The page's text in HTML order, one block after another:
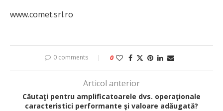
www.comet.srl.ro
0 comments 0
Articol anterior
Căutaţi pentru amplificatoarele dvs. operaţionale
caracteristici performante şi valoare adăugată?